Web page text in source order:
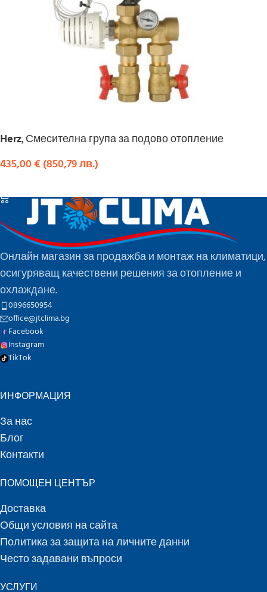
Herz, Смесителна група за подово отопление
435,00€(850,79лв.)
Онлайн магазин за продажба и монтаж на климатици,
осигуряващ качествени решения за отопление и
охлаждане.
0896650954
office@jtclima.bg
Facebook
Instagram
TikTok
ИНФОРМАЦИЯ
За нас
Блог
Контакти
ПОМОЩЕН ЦЕНТЪР
Доставка
Общи условия на сайта
Политика за защита на личните данни
Често задавани въпроси
УСЛУГИ